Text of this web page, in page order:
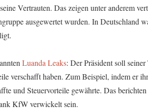
Vertrauten. Das zeigen unter anderem
ausgewertet wurden. In Deutschland
Luanda Leaks: Der Präsident soll
verschafft haben. Zum Beispiel, indem er
und Steuervorteile gewährte. Das berichten
KfW verwickelt sein.